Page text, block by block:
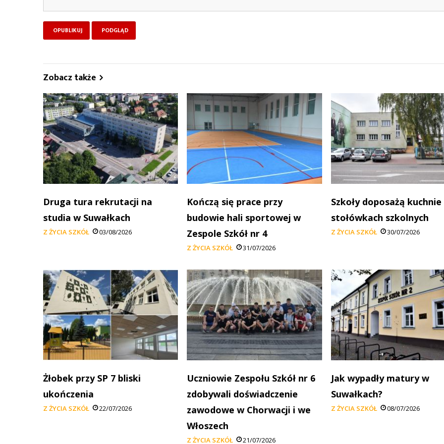
Zobacz także
Druga tura rekrutacji na
studia w Suwałkach
Z ŻYCIA SZKÓŁ 03/08/2026
Kończą się prace przy
budowie hali sportowej w
Zespole Szkół nr 4
Z ŻYCIA SZKÓŁ 31/07/2026
Szkoły doposażą kuchnie
stołówkach szkolnych
Z ŻYCIA SZKÓŁ 30/07/2026
Żłobek przy SP 7 bliski
ukończenia
Z ŻYCIA SZKÓŁ 22/07/2026
Uczniowie Zespołu Szkół nr 6
zdobywali doświadczenie
zawodowe w Chorwacji i we
Włoszech
Z ŻYCIA SZKÓŁ 21/07/2026
Jak wypadły matury w
Suwałkach?
Z ŻYCIA SZKÓŁ 08/07/2026